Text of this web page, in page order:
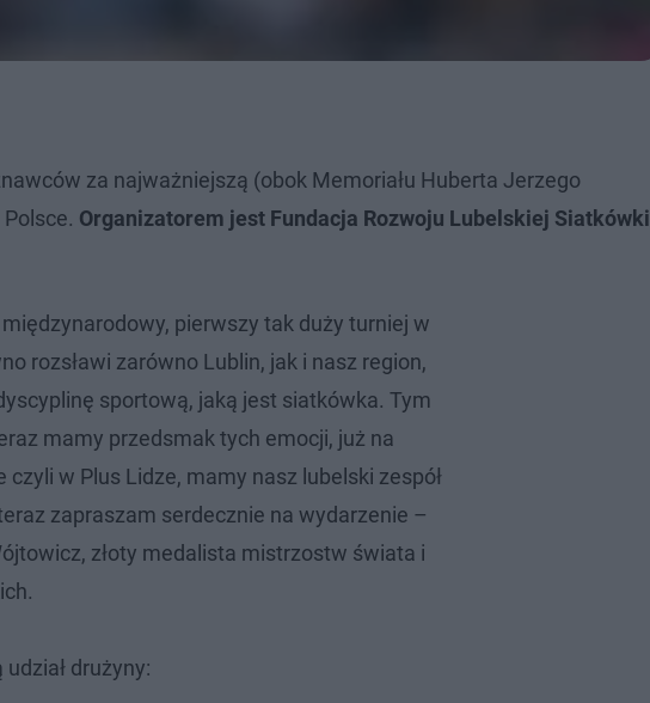
za najważniejszą (obok Memoriału Huberta Jerzego
Organizatorem jest Fundacja Rozwoju Lubelskiej Siatkówki
pierwszy tak duży turniej w
rozsławi zarówno Lublin, jak i nasz region,
sportową, jaką jest siatkówka. Tym
mamy przedsmak tych emocji, już na
czyli w Plus Lidze, mamy nasz lubelski zespół
zapraszam serdecznie na wydarzenie –
złoty medalista mistrzostw świata i
drużyny: